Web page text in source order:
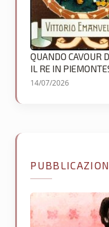
QUANDO CAVOUR
IL RE IN
14/07/2026